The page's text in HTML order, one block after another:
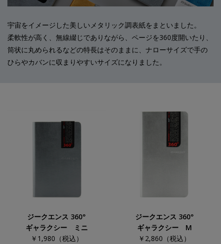
宇宙をイメージした美しいメタリック調表紙をまといました。
柔軟性が高く、無線綴じでありながら、ページを360度開いたり、
筒状に丸められるなどの特長はそのままに、ナローサイズで手の
ひらやカバンに収まりやすいサイズになりました。
ジークエンス 360°
ギャラクシー ミニ
￥1,980（税込）
ジークエンス 360°
ギャラクシー M
￥2,860（税込）